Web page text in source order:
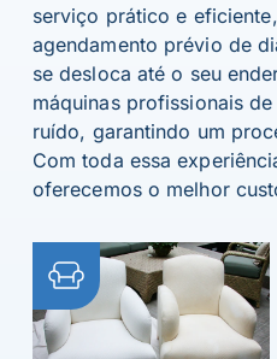
serviço prático e
agendamento prévio de
se desloca até o seu
máquinas profissionais
ruído, garantindo um
Com toda essa
oferecemos o melhor